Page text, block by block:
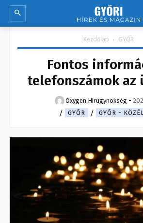
Kezdőlap GYŐR
Fontos
telefonszámok az
Oxygen Hirügynökség -
GYŐR
GYŐR -